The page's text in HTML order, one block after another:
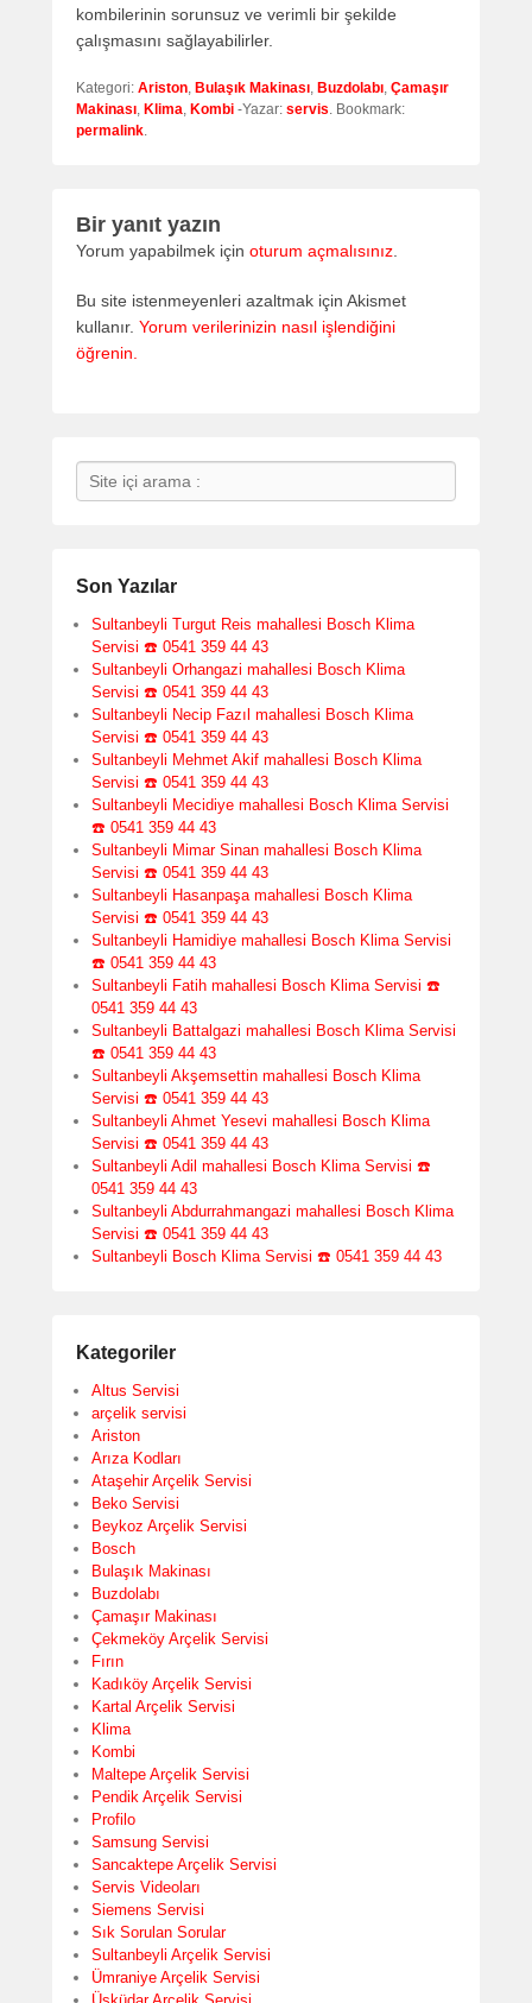
kombilerinin sorunsuz ve verimli bir şekilde
çalışmasını sağlayabilirler.
Kategori: Ariston, Bulaşık Makinası, Buzdolabı, Çamaşır
Makinası, Klima, Kombi -Yazar: servis. Bookmark:
permalink.
Bir yanıt yazın
Yorum yapabilmek için oturum açmalısınız.
Bu site istenmeyenleri azaltmak için Akismet
kullanır. Yorum verilerinizin nasıl işlendiğini
öğrenin.
Search
Son Yazılar
Sultanbeyli Turgut Reis mahallesi Bosch Klima
Servisi ☎️ 0541 359 44 43
Sultanbeyli Orhangazi mahallesi Bosch Klima
Servisi ☎️ 0541 359 44 43
Sultanbeyli Necip Fazıl mahallesi Bosch Klima
Servisi ☎️ 0541 359 44 43
Sultanbeyli Mehmet Akif mahallesi Bosch Klima
Servisi ☎️ 0541 359 44 43
Sultanbeyli Mecidiye mahallesi Bosch Klima Servisi
☎️ 0541 359 44 43
Sultanbeyli Mimar Sinan mahallesi Bosch Klima
Servisi ☎️ 0541 359 44 43
Sultanbeyli Hasanpaşa mahallesi Bosch Klima
Servisi ☎️ 0541 359 44 43
Sultanbeyli Hamidiye mahallesi Bosch Klima Servisi
☎️ 0541 359 44 43
Sultanbeyli Fatih mahallesi Bosch Klima Servisi ☎️
0541 359 44 43
Sultanbeyli Battalgazi mahallesi Bosch Klima Servisi
☎️ 0541 359 44 43
Sultanbeyli Akşemsettin mahallesi Bosch Klima
Servisi ☎️ 0541 359 44 43
Sultanbeyli Ahmet Yesevi mahallesi Bosch Klima
Servisi ☎️ 0541 359 44 43
Sultanbeyli Adil mahallesi Bosch Klima Servisi ☎️
0541 359 44 43
Sultanbeyli Abdurrahmangazi mahallesi Bosch Klima
Servisi ☎️ 0541 359 44 43
Sultanbeyli Bosch Klima Servisi ☎️ 0541 359 44 43
Kategoriler
Altus Servisi
arçelik servisi
Ariston
Arıza Kodları
Ataşehir Arçelik Servisi
Beko Servisi
Beykoz Arçelik Servisi
Bosch
Bulaşık Makinası
Buzdolabı
Çamaşır Makinası
Çekmeköy Arçelik Servisi
Fırın
Kadıköy Arçelik Servisi
Kartal Arçelik Servisi
Klima
Kombi
Maltepe Arçelik Servisi
Pendik Arçelik Servisi
Profilo
Samsung Servisi
Sancaktepe Arçelik Servisi
Servis Videoları
Siemens Servisi
Sık Sorulan Sorular
Sultanbeyli Arçelik Servisi
Ümraniye Arçelik Servisi